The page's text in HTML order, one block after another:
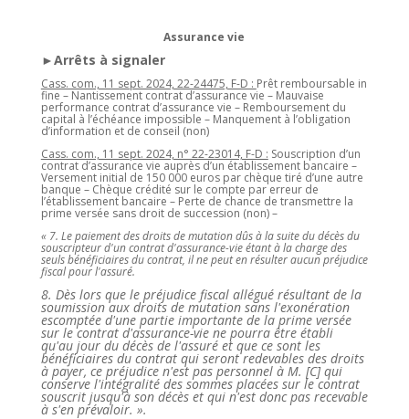
Assurance vie
►Arrêts à signaler
Cass. com., 11 sept. 2024, 22-24475, F-D : Prêt remboursable in
fine – Nantissement contrat d’assurance vie – Mauvaise
performance contrat d’assurance vie – Remboursement du
capital à l’échéance impossible – Manquement à l’obligation
d’information et de conseil (non)
Cass. com., 11 sept. 2024, n° 22-23014, F-D : Souscription d’un
contrat d’assurance vie auprès d’un établissement bancaire –
Versement initial de 150 000 euros par chèque tiré d’une autre
banque – Chèque crédité sur le compte par erreur de
l’établissement bancaire – Perte de chance de transmettre la
prime versée sans droit de succession (non) –
« 7. Le paiement des droits de mutation dûs à la suite du décès du
souscripteur d'un contrat d'assurance-vie étant à la charge des
seuls bénéficiaires du contrat, il ne peut en résulter aucun préjudice
fiscal pour l'assuré.
8. Dès lors que le préjudice fiscal allégué résultant de la
soumission aux droits de mutation sans l'exonération
escomptée d'une partie importante de la prime versée
sur le contrat d'assurance-vie ne pourra être établi
qu'au jour du décès de l'assuré et que ce sont les
bénéficiaires du contrat qui seront redevables des droits
à payer, ce préjudice n'est pas personnel à M. [C] qui
conserve l'intégralité des sommes placées sur le contrat
souscrit jusqu'à son décès et qui n'est donc pas recevable
à s'en prévaloir. ».